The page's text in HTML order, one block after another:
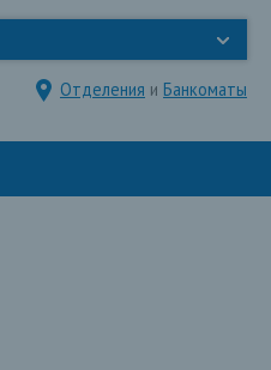
Отделения и Банкоматы